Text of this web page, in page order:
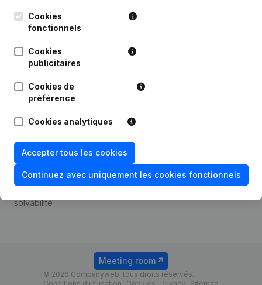
Cookies
fonctionnels
Cookies
publicitaires
Cookies de
préférence
Cookies analytiques
Accepter tous les cookies
Continuez avec uniquement les cookies fonctionnels
1800 Vilvoorde
Compliance et prévention
de la fraude
Consulter des comptes
Recherche de numéro de
TVA
solvabilité
Tarifs
© 2026 Companyweb, tous droits réservés.
Meeting room